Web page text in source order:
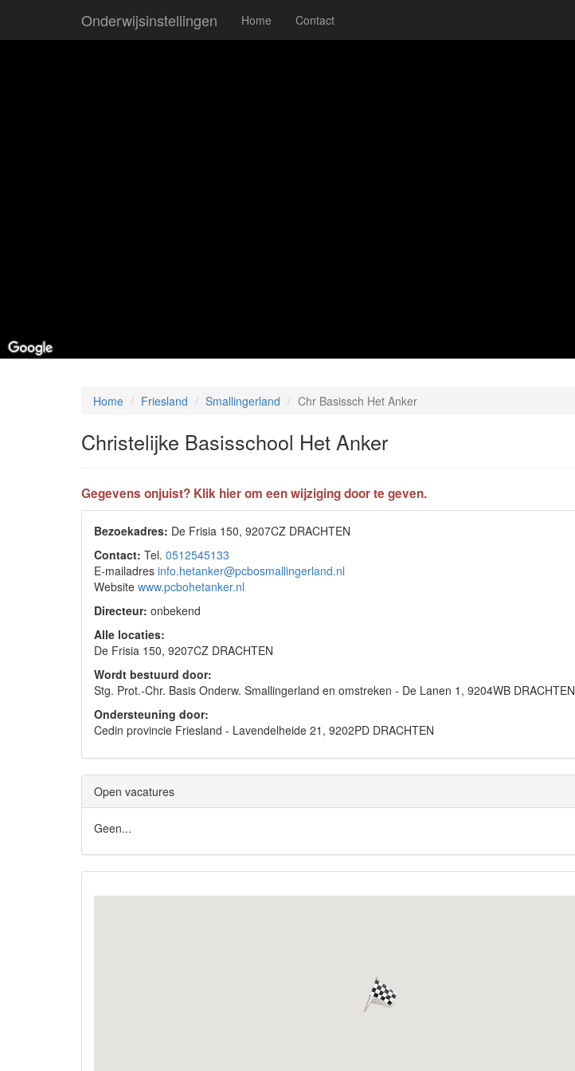
Onderwijsinstellingen Home Contact
Home Friesland Smallingerland Chr Basissch Het Anker
Christelijke Basisschool Het Anker
Gegevens onjuist? Klik hier om een wijziging door te geven.
Bezoekadres: De Frisia 150, 9207CZ DRACHTEN
Contact: Tel. 0512545133
E-mailadres info.hetanker@pcbosmallingerland.nl
Website www.pcbohetanker.nl
Directeur: onbekend
Alle locaties:
De Frisia 150, 9207CZ DRACHTEN
Wordt bestuurd door:
Stg. Prot.-Chr. Basis Onderw. Smallingerland en omstreken - De Lanen 1, 9204WB DRACHTEN
Ondersteuning door:
Cedin provincie Friesland - Lavendelheide 21, 9202PD DRACHTEN
Open vacatures
Geen...